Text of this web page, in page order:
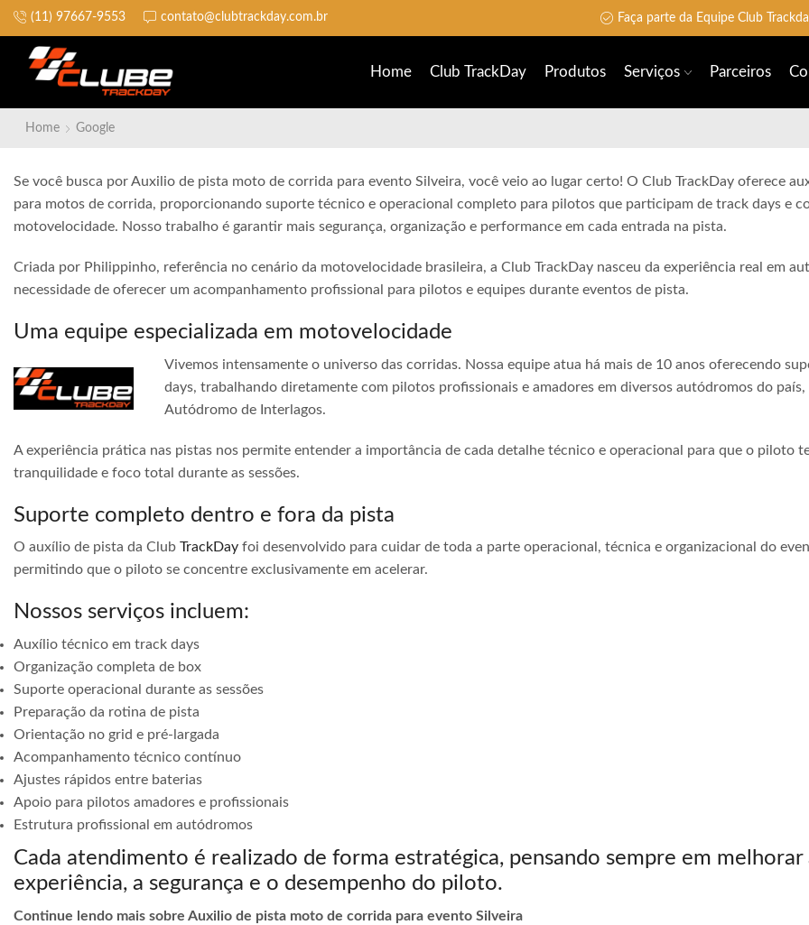
(11) 97667-9553 contato@clubtrackday.com.br
Não perca a largada Faça parte da Equipe Club
Home Club TrackDay Produtos Serviços Parceiros
Home Google
Se você busca por Auxilio de pista moto de corrida para evento Silveira, você veio ao lugar certo! O Club TrackDay oferece
para motos de corrida, proporcionando suporte técnico e operacional completo para pilotos que participam de track days e
motovelocidade. Nosso trabalho é garantir mais segurança, organização e performance em cada entrada na pista.
Criada por Philippinho, referência no cenário da motovelocidade brasileira, a Club TrackDay nasceu da experiência real em
necessidade de oferecer um acompanhamento profissional para pilotos e equipes durante eventos de pista.
Uma equipe especializada em motovelocidade
Vivemos intensamente o universo das corridas. Nossa equipe atua há mais de 10 anos oferecendo
days, trabalhando diretamente com pilotos profissionais e amadores em diversos autódromos do
Autódromo de Interlagos.
A experiência prática nas pistas nos permite entender a importância de cada detalhe técnico e operacional para que o piloto
tranquilidade e foco total durante as sessões.
Suporte completo dentro e fora da pista
O auxílio de pista da Club TrackDay foi desenvolvido para cuidar de toda a parte operacional, técnica e organizacional do
permitindo que o piloto se concentre exclusivamente em acelerar.
Nossos serviços incluem:
Auxílio técnico em track days
Organização completa de box
Suporte operacional durante as sessões
Preparação da rotina de pista
Orientação no grid e pré-largada
Acompanhamento técnico contínuo
Ajustes rápidos entre baterias
Apoio para pilotos amadores e profissionais
Estrutura profissional em autódromos
Cada atendimento é realizado de forma estratégica, pensando sempre em melhorar
experiência, a segurança e o desempenho do piloto.
Continue lendo mais sobre Auxilio de pista moto de corrida para evento Silveira